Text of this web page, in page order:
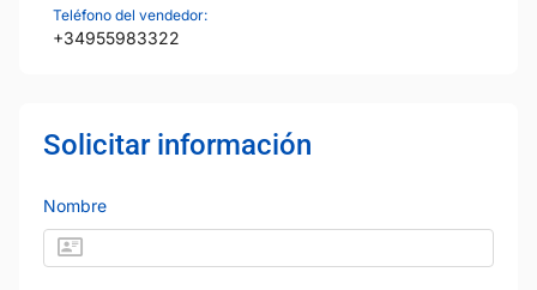
Teléfono del vendedor:
+34955983322
Solicitar información
Nombre